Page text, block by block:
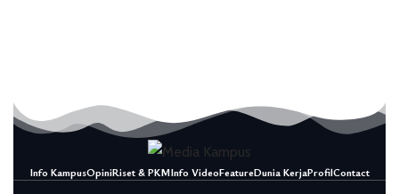
Info KampusOpiniRiset & PKMInfo VideoFeatureDunia KerjaProfilContact